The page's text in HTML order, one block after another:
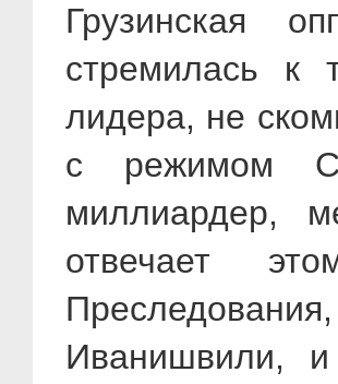
Грузинская
стремилась к
лидера, не
с режимом
миллиардер,
отвечает
Иванишвили,